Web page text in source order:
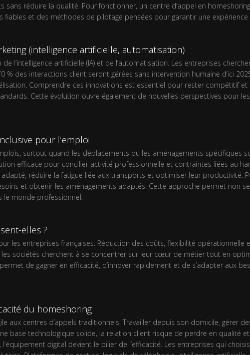
réduire la qualité. Pour fonctionner, un centre d’appel en
et des méthodes de pilotage pensées pour garantir une
(intelligence artificielle, automatisation)
l’intelligence artificielle (IA) et de l’automatisation. Les entreprises
% des interactions client seront gérées sans intervention humaine d’ici
Comprendre ces innovations est essentiel pour rester compétitif
Cette évolution ouvre également de nouvelles perspectives pour
pour l’emploi
surtout quand les déplacements ou les aménagements spécifiques
efficace pour concilier activité professionnelle et contraintes liées au
réduire la fatigue liée aux transports et optimiser leur productivité.
et obtenir les aménagements adaptés. Cette approche permet non
le monde professionnel.
elles ?
les entreprises françaises. Réduction des coûts, flexibilité
sociétés cherchent à se concentrer sur leur cœur de métier tout en
de gagner en efficacité, d’innover rapidement et de s’adapter aux
du homeshoring
aux centres d’appels traditionnels. Travailler depuis son domicile, gérer
base technologique solide, la relation client risque de perdre en qualité
digital devient le pilier de l’efficacité. Les entreprises qui